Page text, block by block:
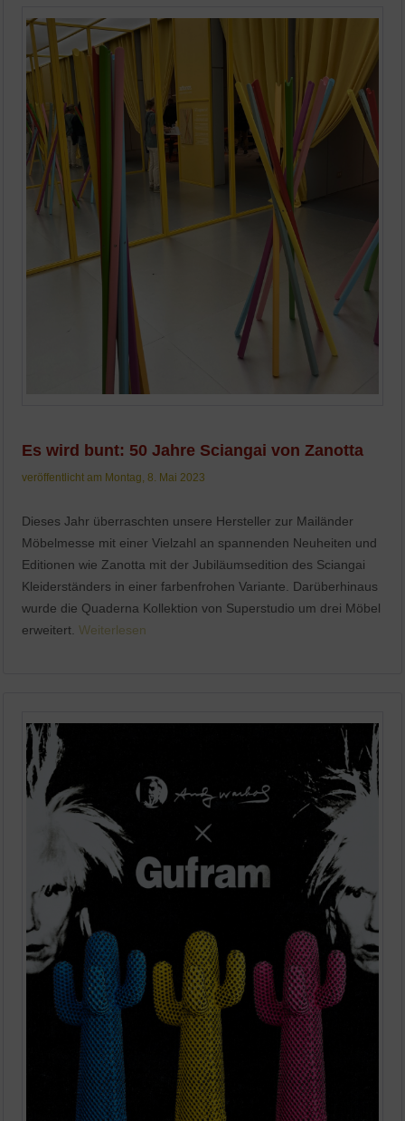
Es wird bunt: 50 Jahre Sciangai von Zanotta
veröffentlicht am Montag, 8. Mai 2023
Dieses Jahr überraschten unsere Hersteller zur Mailänder
Möbelmesse mit einer Vielzahl an spannenden Neuheiten und
Editionen wie Zanotta mit der Jubiläumsedition des Sciangai
Kleiderständers in einer farbenfrohen Variante. Darüberhinaus
wurde die Quaderna Kollektion von Superstudio um drei Möbel
erweitert.Weiterlesen